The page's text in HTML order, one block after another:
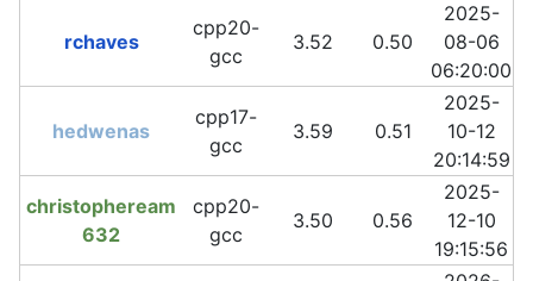
rchaves
cpp20-
gcc
3.52 0.50
2025-
08-06
06:20:00
hedwenas
cpp17-
gcc
3.59 0.51
2025-
10-12
20:14:59
christopheream
632
cpp20-
gcc
3.50 0.56
2025-
12-10
19:15:56